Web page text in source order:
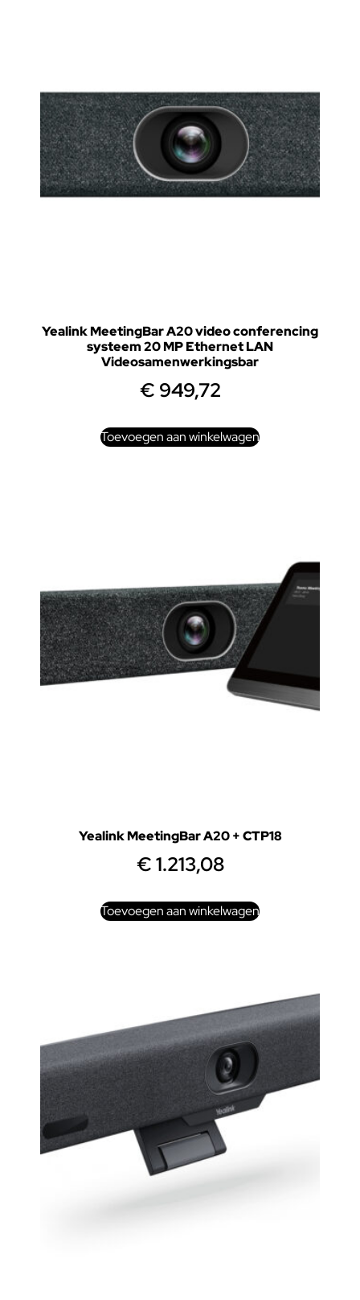
Yealink MeetingBar A20 video conferencing
systeem 20 MP Ethernet LAN
Videosamenwerkingsbar
€ 949,72
Toevoegen aan winkelwagen
Yealink MeetingBar A20 + CTP18
€1.213,08
Toevoegen aan winkelwagen